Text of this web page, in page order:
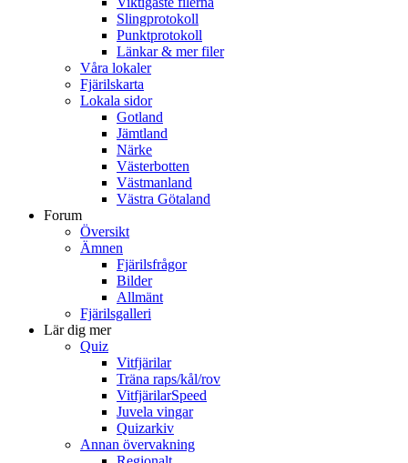
Slingprotokoll
Punktprotokoll
Länkar & mer filer
Våra lokaler
Fjärilskarta
Lokala sidor
Gotland
Jämtland
Närke
Västerbotten
Västmanland
Västra Götaland
Forum
Översikt
Ämnen
Fjärilsfrågor
Bilder
Allmänt
Fjärilsgalleri
Lär dig mer
Quiz
Vitfjärilar
Träna raps/kål/rov
VitfjärilarSpeed
Juvela vingar
Quizarkiv
Annan övervakning